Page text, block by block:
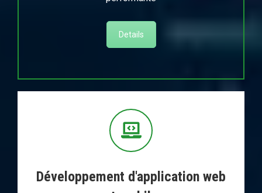
Details
Développement d'application web